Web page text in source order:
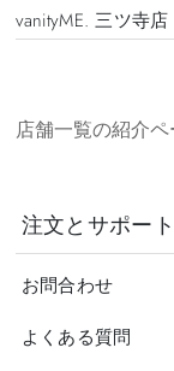
vanityME. 三ツ寺店
店舗一覧の紹介
注文とサポート
お問合わせ
よくある質問